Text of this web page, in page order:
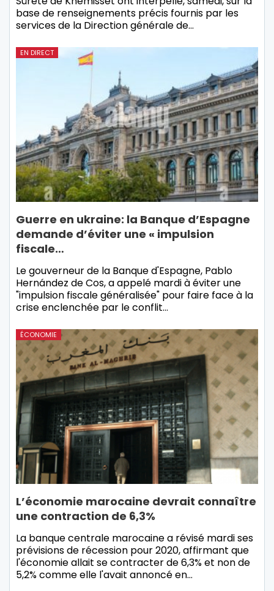
base de renseignements précis fournis par les
services de la Direction générale de…
EN DIRECT
Guerre en ukraine: la Banque d’Espagne
demande d’éviter une « impulsion
fiscale…
Le gouverneur de la Banque d'Espagne, Pablo
Hernández de Cos, a appelé mardi à éviter une
"impulsion fiscale généralisée" pour faire face à la
crise enclenchée par le conflit…
ÉCONOMIE
L’économie marocaine devrait connaître
une contraction de 6,3%
La banque centrale marocaine a révisé mardi ses
prévisions de récession pour 2020, affirmant que
l'économie allait se contracter de 6,3% et non de
5,2% comme elle l'avait annoncé en…